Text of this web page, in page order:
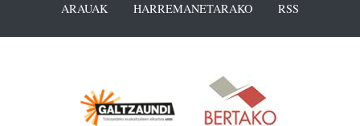
ARAUAK
HARREMANETARAKO RSS